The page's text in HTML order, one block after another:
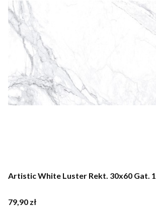
Artistic White Luster Rekt. 30x60 Gat. 1
Cena
79,90 zł